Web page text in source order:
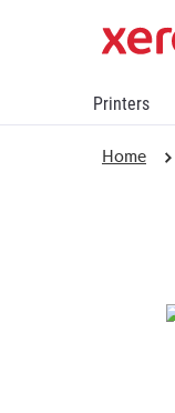
Printers
Home